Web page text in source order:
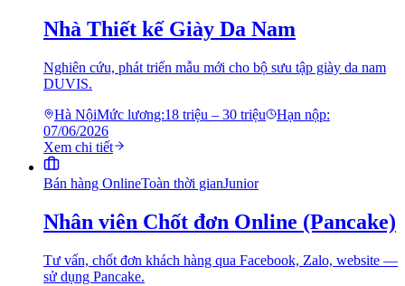
Nhà Thiết kế Giày Da Nam
Nghiên cứu, phát triển mẫu mới cho bộ sưu tập giày da nam
DUVIS.
Hà NộiMức lương:18 triệu – 30 triệu
Hạn nộp:
07/06/2026
Xem chi tiết
Bán hàng OnlineToàn thời gianJunior
Nhân viên Chốt đơn Online (Pancake)
Tư vấn, chốt đơn khách hàng qua Facebook, Zalo, website —
sử dụng Pancake.